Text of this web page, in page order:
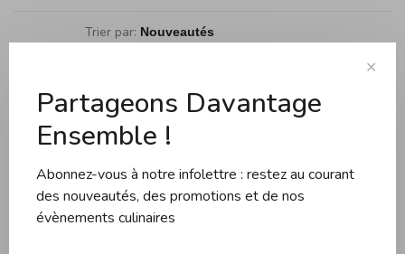
Trier par:
Cuisson
Couteaux et planches
Pâtisserie
✕
Partageons Davantage
Ensemble !
Abonnez-vous à notre infolettre : restez au courant
des nouveautés, des promotions et de nos
évènements culinaires